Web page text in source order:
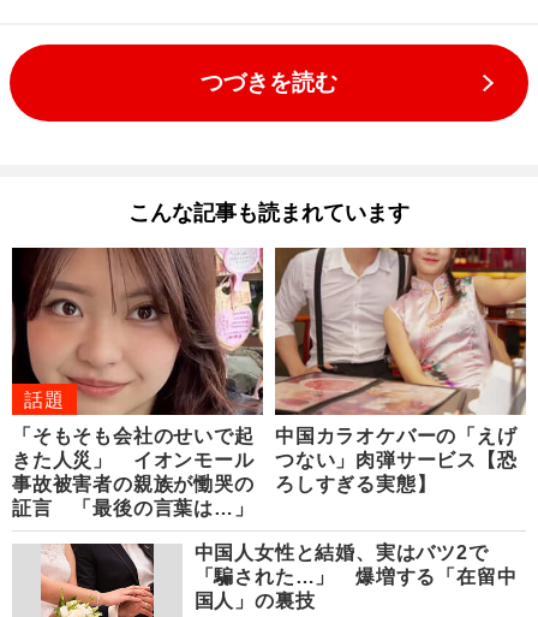
つづきを読む
こんな記事も読まれています
話題
「そもそも会社のせいで起
きた人災」 イオンモール
事故被害者の親族が慟哭の
証言 「最後の言葉は…」
中国カラオケバーの「えげ
つない」肉弾サービス【恐
ろしすぎる実態】
中国人女性と結婚、実はバツ2で
「騙された…」 爆増する「在留中
国人」の裏技